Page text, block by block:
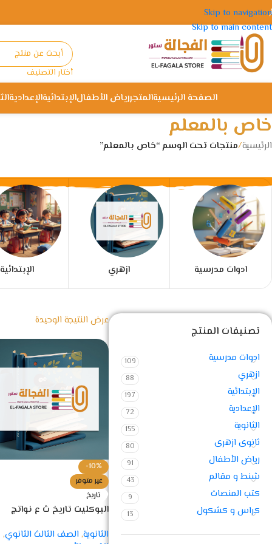
Skip to navigation
Skip to main content
أختار التصنيف
الصفحة الرئيسيةالمتجررياض الأطفالالإبتدائيةالإعدادية
خاص بالمعلم
الرئيسية/منتجات تحت الوسم “خاص بالمعلم”
ادوات مدرسية الإبتدائية
تصنيفات المنتج
ادوات مدرسية 109
ازهري 88
الإبتدائية 197
الإعدادية 72
الثانوية 155
ثانوى ازهرى 80
رياض الأطفال 91
شنط و مقالم 43
كتب المنصات 9
كراس و كشكول 13
عرض النتيجة الوحيدة
-10%
غير متوفر
تاريخ
البوكليت تاريخ ث ع نواتج
الثانوية, الصف الثالث الثانوي,